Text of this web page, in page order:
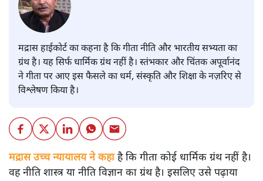
मद्रास हाईकोर्ट का कहना है कि गीता नीति और भारतीय सभ्यता का
ग्रंथ है। यह सिर्फ धार्मिक ग्रंथ नहीं है। स्तंभकार और चिंतक अपूर्वानंद
ने गीता पर आए इस फैसले का धर्म, संस्कृति और शिक्षा के नज़रिए से
विश्लेषण किया है।
मद्रास उच्च न्यायालय ने कहाहै कि गीता कोई धार्मिक ग्रंथ नहीं है।
वह नीति शास्त्र या नीति विज्ञान का ग्रंथ है। इसलिए उसे पढ़ाया